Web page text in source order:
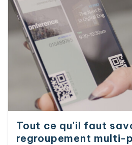
Tout ce qu'il faut
regroupement multi-